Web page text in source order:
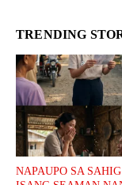
TRENDING
NAPAUPO SA